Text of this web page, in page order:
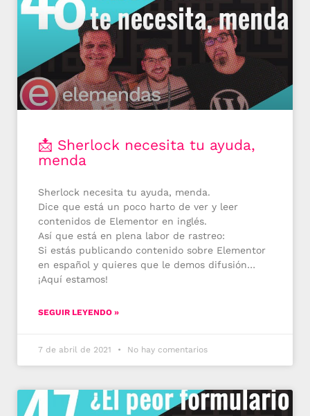
📩 Sherlock necesita tu ayuda,
menda
Sherlock necesita tu ayuda, menda.
Dice que está un poco harto de ver y leer
contenidos de Elementor en inglés.
Así que está en plena labor de rastreo:
Si estás publicando contenido sobre Elementor
en español y quieres que le demos difusión…
¡Aquí estamos!
SEGUIR LEYENDO »
7 de abril de 2021 No hay comentarios